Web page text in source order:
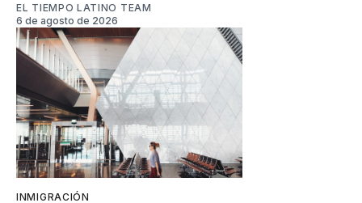
EL TIEMPO LATINO TEAM
6 de agosto de 2026
INMIGRACIÓN